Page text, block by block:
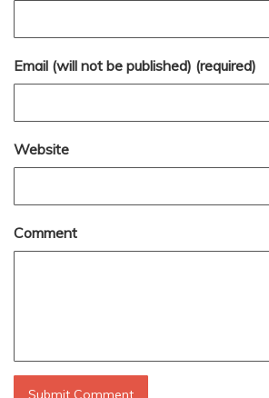
Email (will not be published) (required)
Website
Comment